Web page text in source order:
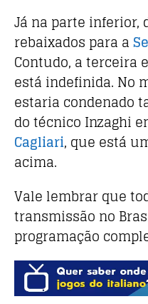
Já na parte inferior,
rebaixados para a
Contudo, a terceira
está indefinida. No
estaria condenado
do técnico Inzaghi
Cagliari, que está
acima.
Vale lembrar que
transmissão no
programação